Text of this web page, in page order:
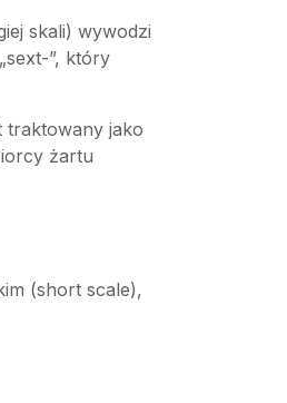
skali) wywodzi
”, który
traktowany jako
żartu
(short scale),